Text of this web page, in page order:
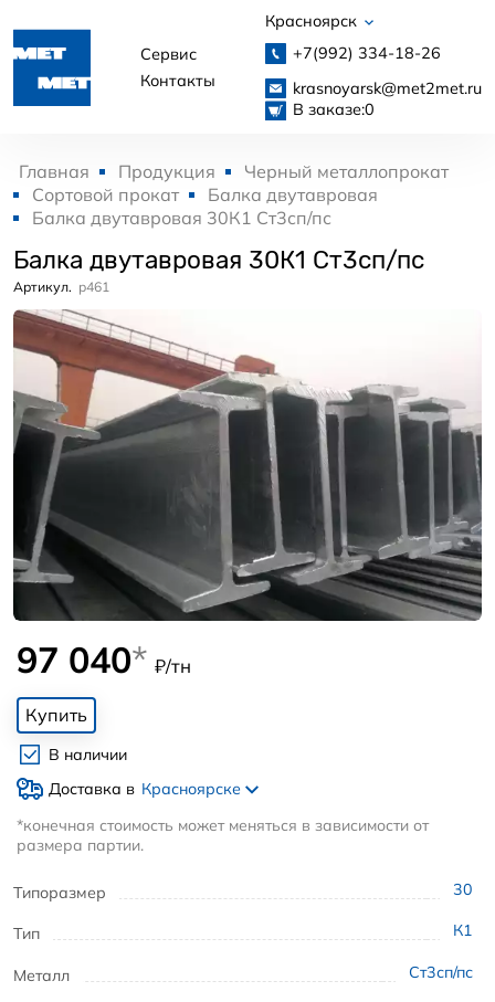
Сервис
Контакты
Красноярск
+7(992) 334-18-26
krasnoyarsk@met2met.ru
В заказе:0
Главная Продукция
Черный металлопрокат
Сортовой прокат
Балка двутавровая
Балка двутавровая 30К1 Ст3сп/пс
Балка двутавровая 30К1 Ст3сп/пс
Артикул. p461
Типоразмер 30
Тип К1
Металл Ст3сп/пс
97 040* ₽/тн
Купить
В наличии
Доставка в Красноярске
*конечная стоимость может меняться в зависимости от
размера партии.